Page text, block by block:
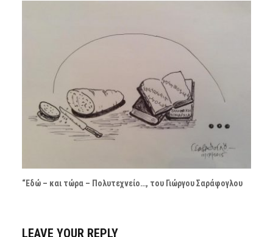
“Εδώ – και τώρα – Πολυτεχνείο…, του Γιώργου Σαράφογλου
LEAVE YOUR REPLY